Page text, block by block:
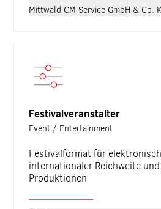
Mittwald CM Service GmbH & Co.
Festivalveranstalter
Event / Entertainment
Festivalformat für
internationaler Reichweite
Produktionen